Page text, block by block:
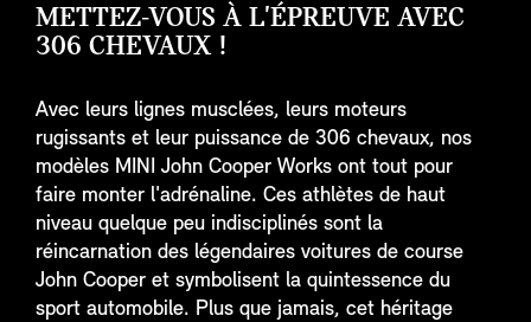
METTEZ-VOUS À L'ÉPREUVE AVEC
306 CHEVAUX !
Avec leurs lignes musclées, leurs moteurs
rugissants et leur puissance de 306 chevaux, nos
modèles MINI John Cooper Works ont tout pour
faire monter l'adrénaline. Ces athlètes de haut
niveau quelque peu indisciplinés sont la
réincarnation des légendaires voitures de course
John Cooper et symbolisent la quintessence du
sport automobile. Plus que jamais, cet héritage